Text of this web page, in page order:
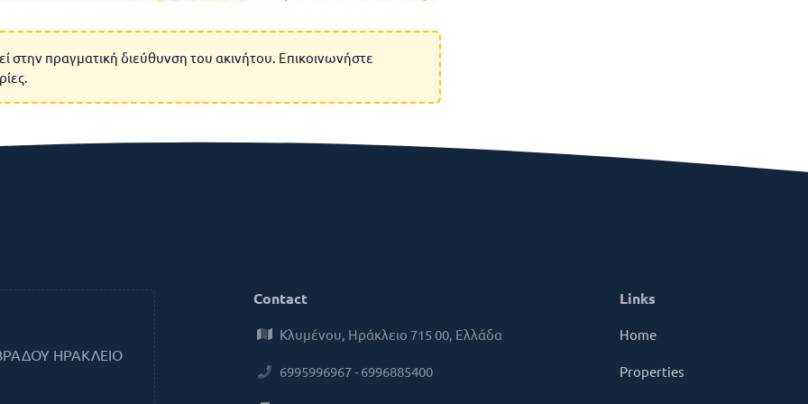
στην πραγματική διεύθυνση του ακινήτου. Επικοινωνήστε
ΗΡΑΚΛΕΙΟ
Contact
Κλυμένου, Ηράκλειο 715 00, Ελλάδα
6995996967 - 6996885400
Links
Home
Properties